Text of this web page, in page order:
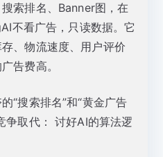
索排名、Banner图，在
不看广告，只读数据。它
、物流速度、用户评价
告费高。
“搜索排名”和“黄金广告
争取代： 讨好AI的算法逻